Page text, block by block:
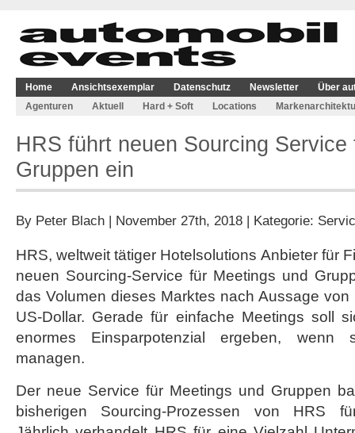
Home Ansichtsexemplar Datenschutz Newsletter
Über
Agenturen
Aktuell Hard + Soft Locations
HRS führt neuen Sourcing
Gruppen ein
By Peter Blach | November 27th, 2018 | Kategorie:
HRS, weltweit tätiger Hotelsolutions Anbieter für
neuen Sourcing-Service für Meetings und
das Volumen dieses Marktes nach Aussage
US-Dollar. Gerade für einfache Meetings soll
enormes Einsparpotenzial ergeben, wenn
managen.
Der neue Service für Meetings und Gruppen
bisherigen Sourcing-Prozessen von HRS